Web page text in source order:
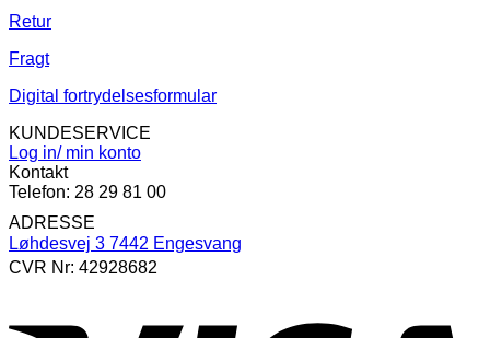
Retur
Fragt
Digital fortrydelsesformular
KUNDESERVICE
Log in/ min konto
Kontakt
Telefon: 28 29 81 00
ADRESSE
Løhdesvej 3 7442 Engesvang
CVR Nr: 42928682